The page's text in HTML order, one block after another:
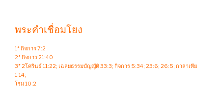
พระคำเชื่อมโยง
1* กิจการ 7:2
2* กิจการ 21:40
3* 2โครินธ์ 11:22; เฉลยธรรมบัญญัติ 33:3; กิจการ 5:34; 23:6; 26:5; กาลาเทีย
1:14;
โรม 10:2